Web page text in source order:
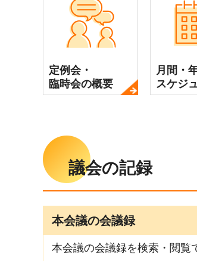
定例会・
臨時会の概要
月間・
スケジ
議会の記録
本会議の会議録
本会議の会議録を検索・閲覧